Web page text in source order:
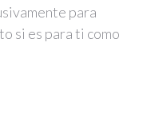
para
si es para ti como